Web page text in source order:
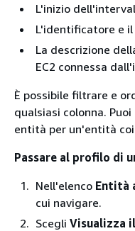
L'inizio
L'identificatore e
La descrizione
EC2 connessa
È possibile filtrare e
qualsiasi colonna.
entità per un'entità
Passare al profilo di
Nell'elenco Entità
cui navigare.
Scegli Visualizza